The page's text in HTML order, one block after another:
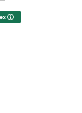
a Mila